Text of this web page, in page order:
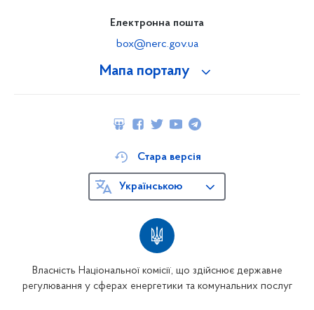
Мапа порталу
Електронна пошта
box@nerc.gov.ua
Власність Національної комісії, що здійснює державне
регулювання у сферах енергетики та комунальних послуг
Стара версія
Українською